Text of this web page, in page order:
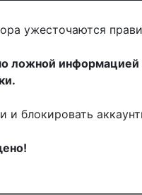
ужесточаются
ложной информацией
блокировать